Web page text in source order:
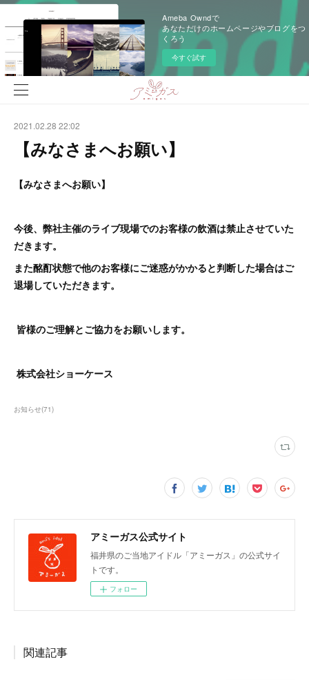
Ameba Owndで
あなただけのホームページやブログをつ
くろう
今すぐ試す
2021.02.28 22:02
【みなさまへお願い】
【みなさまへお願い】
今後、弊社主催のライブ現場でのお客様の飲酒は禁止させていた
だきます。
また酩酊状態で他のお客様にご迷惑がかかると判断した場合はご
退場していただきます。
皆様のご理解とご協力をお願いします。
株式会社ショーケース
お知らせ(71)
アミーガス公式サイト
福井県のご当地アイドル「アミーガス」の公式サイ
トです。
フォロー
関連記事